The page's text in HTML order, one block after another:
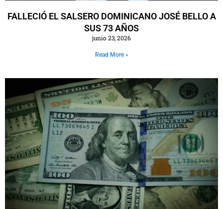
FALLECIÓ EL SALSERO DOMINICANO JOSÉ BELLO A
SUS 73 AÑOS
junio 23, 2026
Read More »